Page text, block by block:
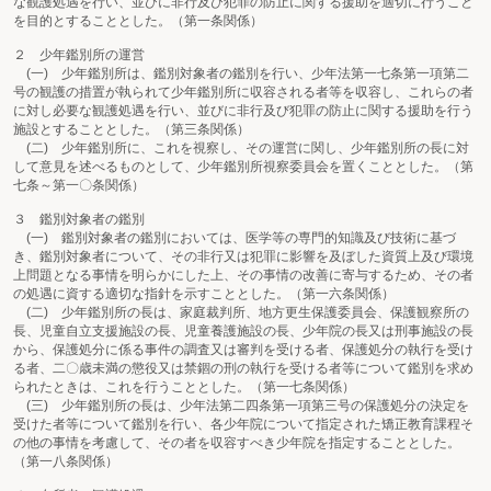
を目的とすることとした。（第一条関係）
２ 少年鑑別所の運営
(一) 少年鑑別所は、鑑別対象者の鑑別を行い、少年法第一七条第一項第二
号の観護の措置が執られて少年鑑別所に収容される者等を収容し、これらの者
に対し必要な観護処遇を行い、並びに非行及び犯罪の防止に関する援助を行う
施設とすることとした。（第三条関係）
(二) 少年鑑別所に、これを視察し、その運営に関し、少年鑑別所の長に対
して意見を述べるものとして、少年鑑別所視察委員会を置くこととした。（第
七条～第一〇条関係）
３ 鑑別対象者の鑑別
(一) 鑑別対象者の鑑別においては、医学等の専門的知識及び技術に基づ
き、鑑別対象者について、その非行又は犯罪に影響を及ぼした資質上及び環境
上問題となる事情を明らかにした上、その事情の改善に寄与するため、その者
の処遇に資する適切な指針を示すこととした。（第一六条関係）
(二) 少年鑑別所の長は、家庭裁判所、地方更生保護委員会、保護観察所の
長、児童自立支援施設の長、児童養護施設の長、少年院の長又は刑事施設の長
から、保護処分に係る事件の調査又は審判を受ける者、保護処分の執行を受け
る者、二〇歳未満の懲役又は禁錮の刑の執行を受ける者等について鑑別を求め
られたときは、これを行うこととした。（第一七条関係）
(三) 少年鑑別所の長は、少年法第二四条第一項第三号の保護処分の決定を
受けた者等について鑑別を行い、各少年院について指定された矯正教育課程そ
の他の事情を考慮して、その者を収容すべき少年院を指定することとした。
（第一八条関係）